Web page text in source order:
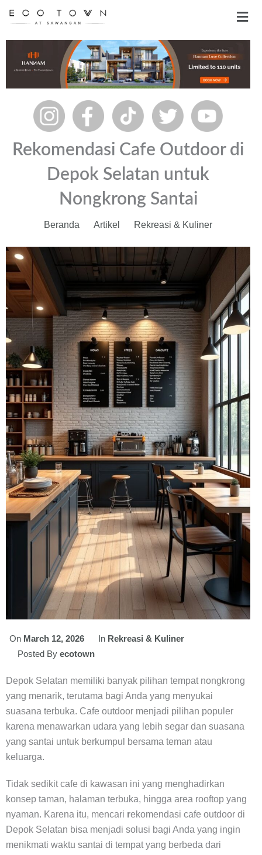
Rekomendasi Cafe Outdoor di
Depok Selatan untuk
Nongkrong Santai
Beranda Artikel Rekreasi & Kuliner
On March 12, 2026 In Rekreasi & Kuliner
Posted By ecotown
Depok Selatan memiliki banyak pilihan tempat nongkrong
yang menarik, terutama bagi Anda yang menyukai
suasana terbuka. Cafe outdoor menjadi pilihan populer
karena menawarkan udara yang lebih segar dan suasana
yang santai untuk berkumpul bersama teman atau
keluarga.
Tidak sedikit cafe di kawasan ini yang menghadirkan
konsep taman, halaman terbuka, hingga area rooftop yang
nyaman. Karena itu, mencari rekomendasi cafe outdoor di
Depok Selatan bisa menjadi solusi bagi Anda yang ingin
menikmati waktu santai di tempat yang berbeda dari